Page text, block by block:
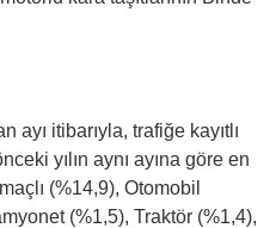
ayı itibarıyla, trafiğe kayıtlı
yılın aynı ayına göre en
(%14,9), Otomobil
(%1,5), Traktör (%1,4),